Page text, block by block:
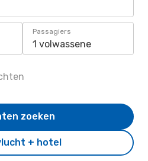
Passagiers
1 volwassene
+ hotel
zoeken